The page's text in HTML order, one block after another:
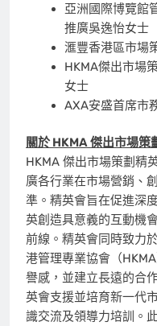
亞洲國際博覽館
推廣吳逸怡女士
滙豐香港區市場
HKMA傑出市場
女士
AXA安盛首席市
關於HKMA傑出市場策
HKMA 傑出市場策劃精
廣各行業在市場營銷、
準。精英會旨在促進深
英創造具意義的互動機
前線。精英會同時致力
港管理專業協會（
譽感，並建立長遠的合
英會支援並培育新一代
識交流及領導力培訓。